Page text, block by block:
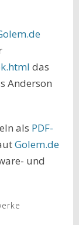
das
Anderson
als PDF-
Golem.de
und